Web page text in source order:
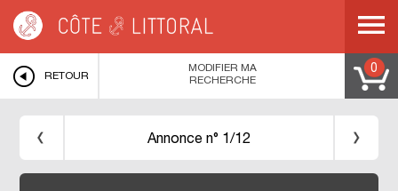
MARITIME
> LA ROCHELLE STUDIO 23 M2 BORD DE MER LA ROCHELLE
RETOUR
0
MODIFIER MA
RECHERCHE
Annonce n° 1/12